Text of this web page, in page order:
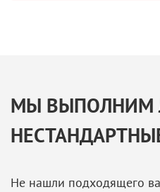
МЫ ВЫПОЛНИМ
Не нашли подходящего